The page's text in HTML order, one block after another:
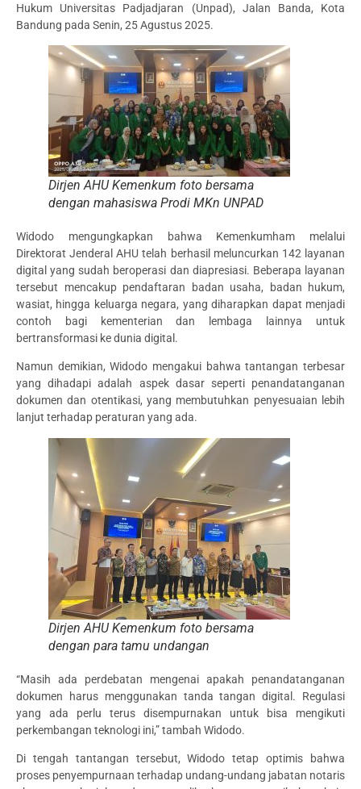
Hukum Universitas Padjadjaran (Unpad), Jalan Banda, Kota
Bandung pada Senin, 25 Agustus 2025.
Dirjen AHU Kemenkum foto bersama
dengan mahasiswa Prodi MKn UNPAD
Widodo mengungkapkan bahwa Kemenkumham melalui
Direktorat Jenderal AHU telah berhasil meluncurkan 142 layanan
digital yang sudah beroperasi dan diapresiasi. Beberapa layanan
tersebut mencakup pendaftaran badan usaha, badan hukum,
wasiat, hingga keluarga negara, yang diharapkan dapat menjadi
contoh bagi kementerian dan lembaga lainnya untuk
bertransformasi ke dunia digital.
Namun demikian, Widodo mengakui bahwa tantangan terbesar
yang dihadapi adalah aspek dasar seperti penandatanganan
dokumen dan otentikasi, yang membutuhkan penyesuaian lebih
lanjut terhadap peraturan yang ada.
Dirjen AHU Kemenkum foto bersama
dengan para tamu undangan
“Masih ada perdebatan mengenai apakah penandatanganan
dokumen harus menggunakan tanda tangan digital. Regulasi
yang ada perlu terus disempurnakan untuk bisa mengikuti
perkembangan teknologi ini,” tambah Widodo.
Di tengah tantangan tersebut, Widodo tetap optimis bahwa
proses penyempurnaan terhadap undang-undang jabatan notaris